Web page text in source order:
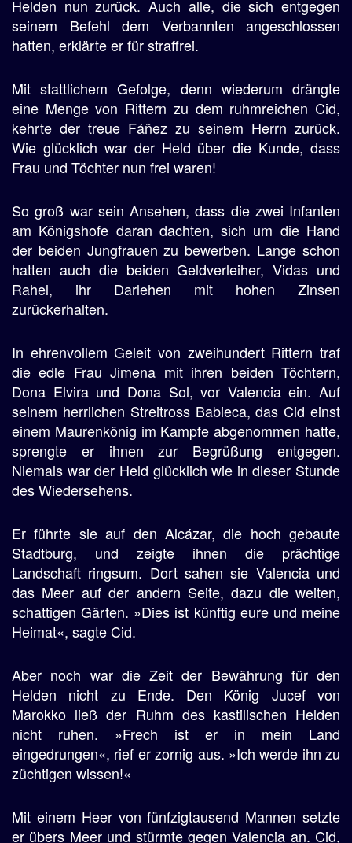
Helden nun zurück. Auch alle, die sich entgegen
seinem Befehl dem Verbannten angeschlossen
hatten, erklärte er für straffrei.
Mit stattlichem Gefolge, denn wiederum drängte
eine Menge von Rittern zu dem ruhmreichen Cid,
kehrte der treue Fáñez zu seinem Herrn zurück.
Wie glücklich war der Held über die Kunde, dass
Frau und Töchter nun frei waren!
So groß war sein Ansehen, dass die zwei Infanten
am Königshofe daran dachten, sich um die Hand
der beiden Jungfrauen zu bewerben. Lange schon
hatten auch die beiden Geldverleiher, Vidas und
Rahel, ihr Darlehen mit hohen Zinsen
zurückerhalten.
In ehrenvollem Geleit von zweihundert Rittern traf
die edle Frau Jimena mit ihren beiden Töchtern,
Dona Elvira und Dona Sol, vor Valencia ein. Auf
seinem herrlichen Streitross Babieca, das Cid einst
einem Maurenkönig im Kampfe abgenommen hatte,
sprengte er ihnen zur Begrüßung entgegen.
Niemals war der Held glücklich wie in dieser Stunde
des Wiedersehens.
Er führte sie auf den Alcázar, die hoch gebaute
Stadtburg, und zeigte ihnen die prächtige
Landschaft ringsum. Dort sahen sie Valencia und
das Meer auf der andern Seite, dazu die weiten,
schattigen Gärten. »Dies ist künftig eure und meine
Heimat«, sagte Cid.
Aber noch war die Zeit der Bewährung für den
Helden nicht zu Ende. Den König Jucef von
Marokko ließ der Ruhm des kastilischen Helden
nicht ruhen. »Frech ist er in mein Land
eingedrungen«, rief er zornig aus. »Ich werde ihn zu
züchtigen wissen!«
Mit einem Heer von fünfzigtausend Mannen setzte
er übers Meer und stürmte gegen Valencia an. Cid,